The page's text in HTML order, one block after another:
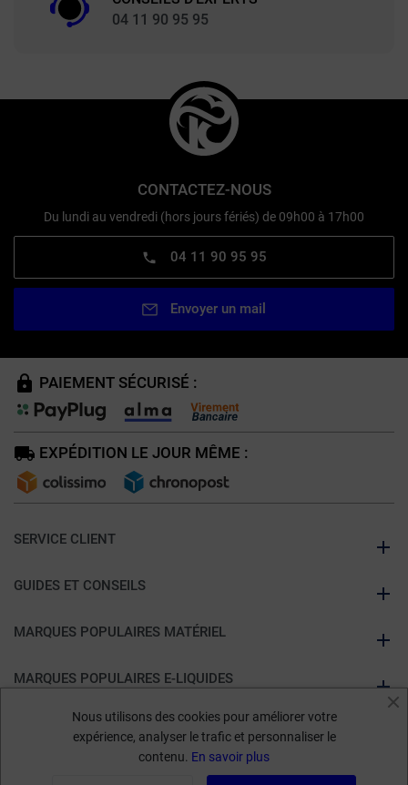
04 11 90 95 95
CONTACTEZ-NOUS
Du lundi au vendredi (hors jours fériés) de 09h00 à 17h00
04 11 90 95 95
Envoyer un mail
PAIEMENT SÉCURISÉ :
EXPÉDITION LE JOUR MÊME :
SERVICE CLIENT
GUIDES ET CONSEILS
MARQUES POPULAIRES MATÉRIEL
MARQUES POPULAIRES E-LIQUIDES
À PROPOS DE KUMULUS VAPE
Marchand approuvé par la Société des Avis Garantis,cliquez ici pour
Nous utilisons des cookies pour améliorer votre
expérience, analyser le trafic et personnaliser le
contenu. En savoir plus